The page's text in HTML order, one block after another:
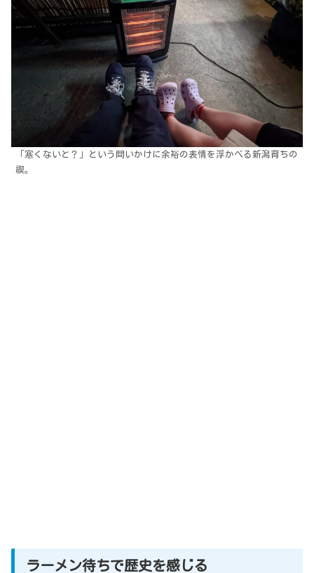
「寒くないと？」という問いかけに余裕の表情を浮かべる新潟育ちの
禊。
ラーメン待ちで歴史を感じる